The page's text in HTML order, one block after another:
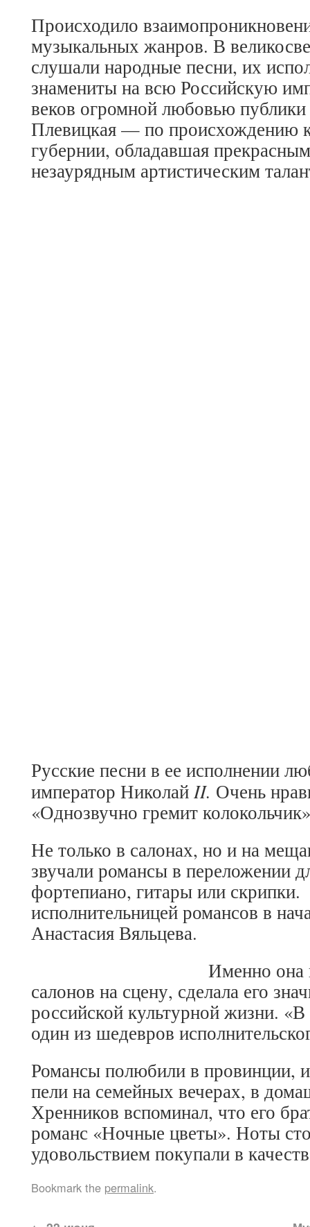
Происходило
музыкальных жанров. В
слушали народные песни, их
знамениты на всю Российскую
веков огромной любовью
Плевицкая — по происхождению
губернии, обладавшая
незаурядным артистическим
Русские песни в ее исполнении
император Николай II. Очень
«Однозвучно гремит
Не только в салонах, но и на
звучали романсы в переложении
фортепиано, гитары или
исполнительницей романсов в
Анастасия Вяльцева.
Именно она
салонов на сцену, сделала его
российской культурной жизни.
один из шедевров
Романсы полюбили в провинции,
пели на семейных вечерах, в
Хренников вспоминал, что его
романс «Ночные цветы». Ноты
удовольствием покупали в
Bookmark the permalink.